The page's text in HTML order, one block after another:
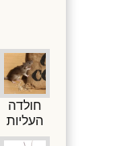
חולדה
העליות